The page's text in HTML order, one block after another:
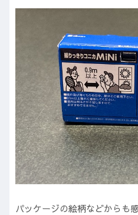
パッケージの絵柄などからも